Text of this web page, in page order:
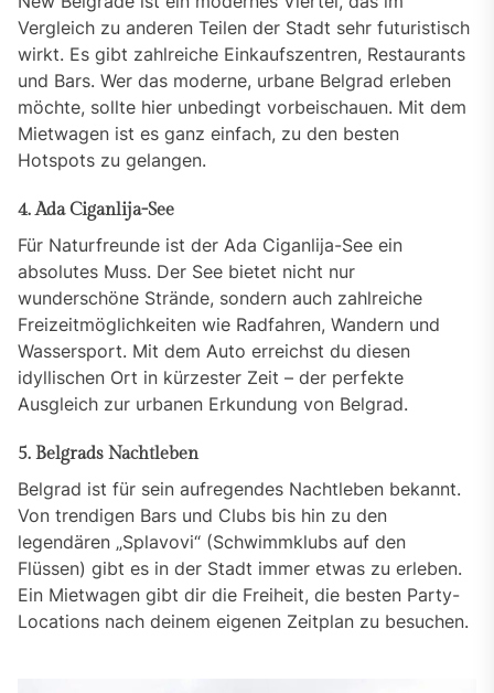
Vergleich zu anderen Teilen der Stadt sehr futuristisch
wirkt. Es gibt zahlreiche Einkaufszentren, Restaurants
und Bars. Wer das moderne, urbane Belgrad erleben
möchte, sollte hier unbedingt vorbeischauen. Mit dem
Mietwagen ist es ganz einfach, zu den besten
Hotspots zu gelangen.
4. Ada Ciganlija-See
Für Naturfreunde ist der Ada Ciganlija-See ein
absolutes Muss. Der See bietet nicht nur
wunderschöne Strände, sondern auch zahlreiche
Freizeitmöglichkeiten wie Radfahren, Wandern und
Wassersport. Mit dem Auto erreichst du diesen
idyllischen Ort in kürzester Zeit – der perfekte
Ausgleich zur urbanen Erkundung von Belgrad.
5. Belgrads Nachtleben
Belgrad ist für sein aufregendes Nachtleben bekannt.
Von trendigen Bars und Clubs bis hin zu den
legendären „Splavovi“ (Schwimmklubs auf den
Flüssen) gibt es in der Stadt immer etwas zu erleben.
Ein Mietwagen gibt dir die Freiheit, die besten Party-
Locations nach deinem eigenen Zeitplan zu besuchen.